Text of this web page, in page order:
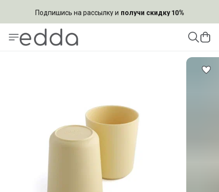
Подпишись на рассылку и получи скидку 10%